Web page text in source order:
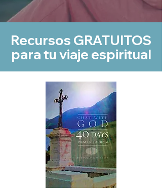
Recursos GRATUITOS
para tu viaje espiritual